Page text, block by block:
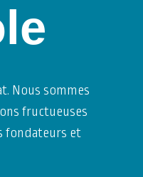
Nous sommes
fructueuses
fondateurs et